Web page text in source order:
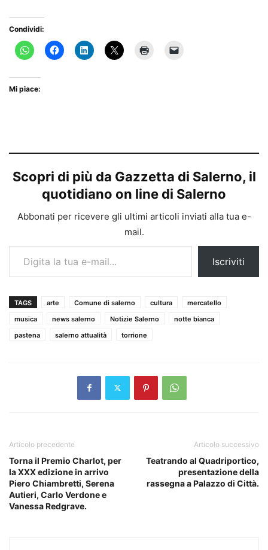
Condividi:
Mi piace:
Scopri di più da Gazzetta di Salerno, il
quotidiano on line di Salerno
Abbonati per ricevere gli ultimi articoli inviati alla tua e-
mail.
Digita la tua e-mail...
Iscriviti
TAGS arte Comune di salerno cultura
mercatello
musica
news salerno Notizie Salerno
notte bianca
pastena
salerno attualità torrione
Articolo precedente
Torna il Premio Charlot, per
la XXX edizione in arrivo
Piero Chiambretti, Serena
Autieri, Carlo Verdone e
Vanessa Redgrave.
Articolo successivo
Teatrando al Quadriportico,
presentazione della
rassegna a Palazzo di Città.